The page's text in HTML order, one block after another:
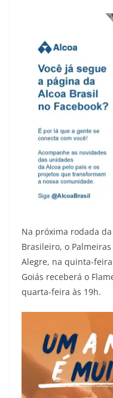
Na próxima rodada
Brasileiro, o
Alegre, na quinta-
Goiás receberá o
quarta-feira às 19h.